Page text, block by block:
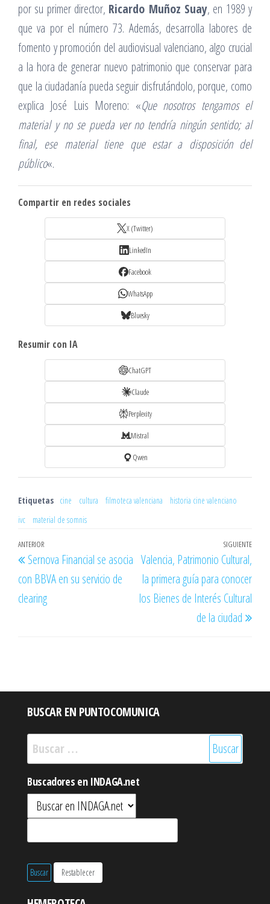
por su primer director, Ricardo Muñoz Suay, en 1989 y
que va por el número 73. Además, desarrolla labores de
fomento y promoción del audiovisual valenciano, algo crucial
a la hora de generar nuevo patrimonio que conservar para
que la ciudadanía pueda seguir disfrutándolo, porque, como
explica José Luis Moreno: «Que nosotros tengamos el
material y no se pueda ver no tendría ningún sentido; al
final, ese material tiene que estar a disposición del
público«.
Compartir en redes sociales
X (Twitter)
LinkedIn
Facebook
WhatsApp
Bluesky
Resumir con IA
ChatGPT
Claude
Perplexity
Mistral
Qwen
Etiquetas cine cultura filmoteca valenciana
historia cine valenciano
ivc
material de somnis
Navegación
de
entradas
Entrada
anterior
ANTERIOR
Sernova Financial se asocia
con BBVA en su servicio de
clearing
SIGUIENTE
Valencia, Patrimonio Cultural,
la primera guía para conocer
los Bienes de Interés Cultural
de la ciudad
BUSCAR EN PUNTOCOMUNICA
Buscar:
Buscadores en INDAGA.net